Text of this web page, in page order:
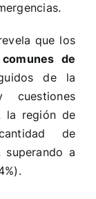
que los
de
de la
la región de
de
superando a